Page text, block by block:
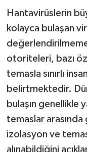
Hantavirüslerin
kolayca bulaşan
otoriteleri, bazı
temasla sınırlı
belirtmektedir.
bulaşın genellikle
temaslar
izolasyon ve
alınabildiğini